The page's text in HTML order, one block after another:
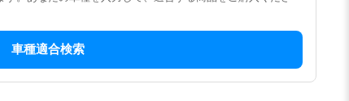
車種適合検索